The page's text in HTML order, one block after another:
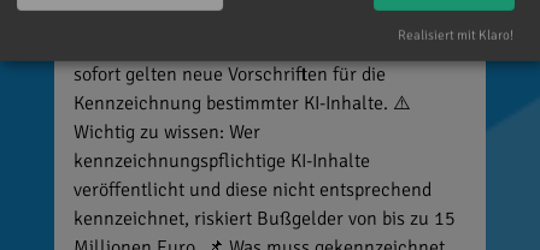
🚨 Neues EU-Gesetz seit dem 2. August! Ab
sofort gelten neue Vorschriften für die
Kennzeichnung bestimmter KI-Inhalte. ⚠️
Wichtig zu wissen: Wer
kennzeichnungspflichtige KI-Inhalte
veröffentlicht und diese nicht entsprechend
kennzeichnet, riskiert Bußgelder von bis zu 15
Realisiert mit Klaro!